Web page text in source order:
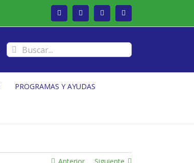
Facebook Twitter Instagram
Buscar:
PROGRAMAS Y AYUDAS